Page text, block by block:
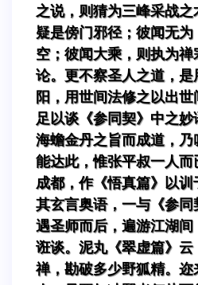
之说，则猜为三峰采战之
疑是傍门邪径；彼闻无
空；彼闻大乘，则执为
论。更不察圣人之道，
阳，用世间法修之以出
足以谈《参同契》中之妙
海蟾金丹之旨而成道，
能达此，惟张平叔一人
成都，作《悟真篇》以训
其玄言奥语，一与《参
遇圣师而后，遍游江湖
诳谈。泥丸《翠虚篇》
禅，勘破多少野狐精。